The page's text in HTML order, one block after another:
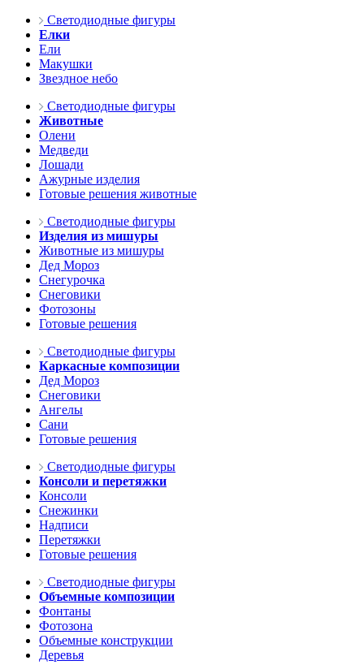
Светодиодные фигуры
Елки
Ели
Макушки
Звездное небо
Светодиодные фигуры
Животные
Олени
Медведи
Лошади
Ажурные изделия
Готовые решения животные
Светодиодные фигуры
Изделия из мишуры
Животные из мишуры
Дед Мороз
Снегурочка
Снеговики
Фотозоны
Готовые решения
Светодиодные фигуры
Каркасные композиции
Дед Мороз
Снеговики
Ангелы
Сани
Готовые решения
Светодиодные фигуры
Консоли и перетяжки
Консоли
Снежинки
Надписи
Перетяжки
Готовые решения
Светодиодные фигуры
Объемные композиции
Фонтаны
Фотозона
Объемные конструкции
Деревья